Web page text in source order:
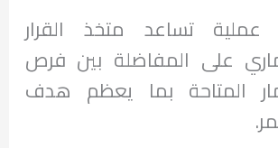
عملية تساعد متخذ القرار
على المفاضلة بين فرص
المتاحة بما يعظم هدف